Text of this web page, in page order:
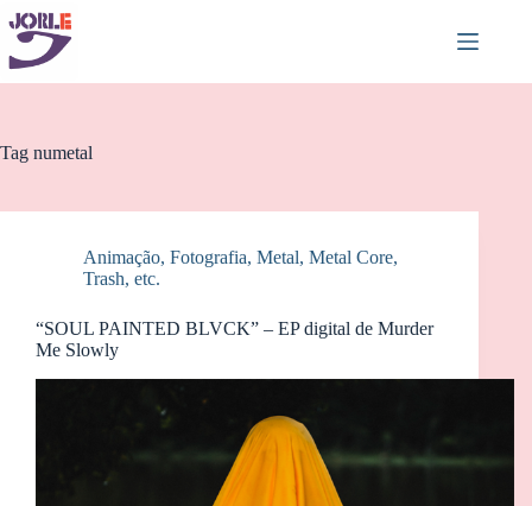
Pular
para
conteúdo
Tag numetal
Animação, Fotografia, Metal, Metal Core,
Trash, etc.
“SOUL PAINTED BLVCK” – EP digital de Murder
Me Slowly